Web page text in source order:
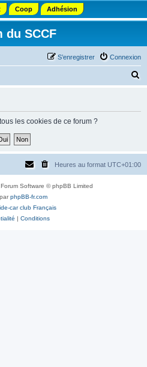
Coop Adhésion
du SCCF
Connexion
S’enregistrer
h
les cookies de ce forum ?
Heures au format UTC+01:00
Software © phpBB Limited
phpBB-fr.com
car club Français
| Conditions